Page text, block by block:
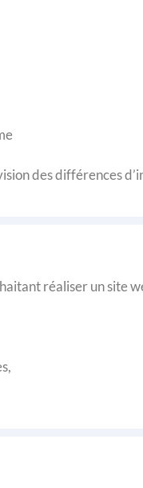
des différences
réaliser un site